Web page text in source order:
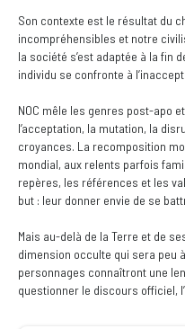
Son contexte est le résultat du
incompréhensibles et notre
la société s’est adaptée à la fin
individu se confronte à
NOC mêle les genres post-apo
l’acceptation, la mutation, la
croyances. La recomposition
mondial, aux relents parfois
repères, les références et les
but : leur donner envie de se
Mais au-delà de la Terre et de
dimension occulte qui sera peu
personnages connaîtront une
questionner le discours officiel,